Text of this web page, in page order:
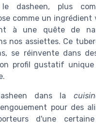
dasheen, plus
comme un ingrédient
à une quête de
nos assiettes. Ce
se réinvente dans
profil gustatif
dans la
pour des
d'une certaine